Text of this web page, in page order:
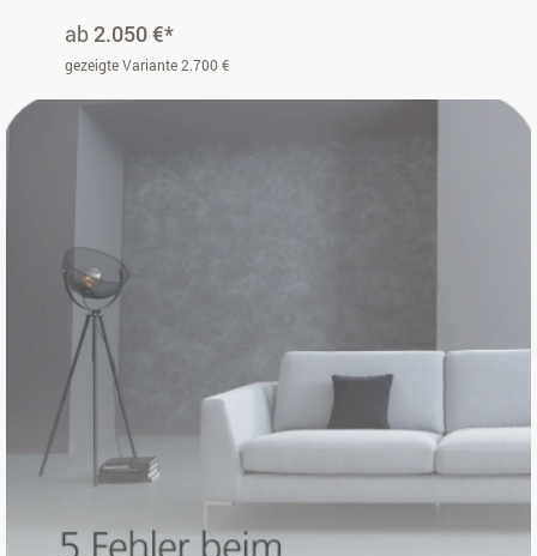
ab2.050 €*
gezeigte Variante 2.700 €